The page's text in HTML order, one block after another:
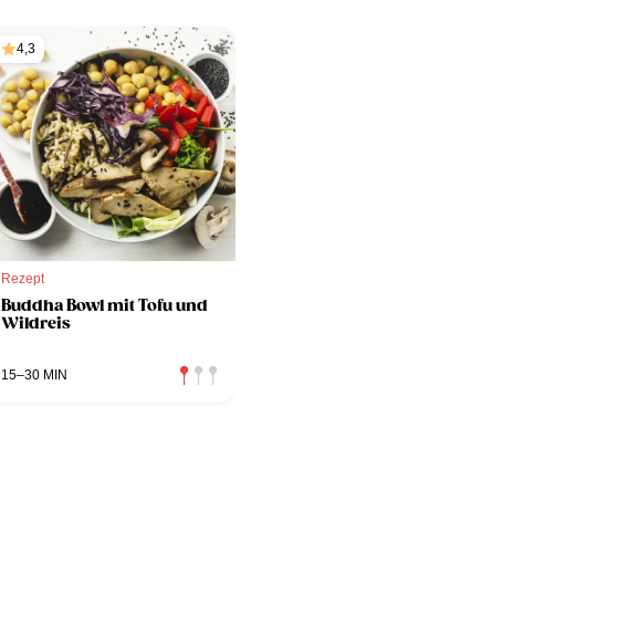
4,3
Rezept
Buddha Bowl mit Tofu und
Wildreis
15–30 MIN